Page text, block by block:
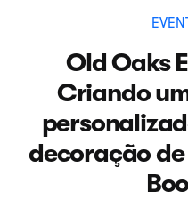
Old Oaks
Criando
decoração